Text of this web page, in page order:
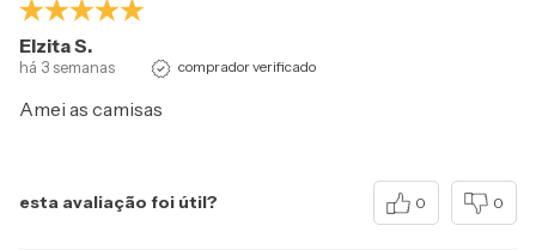
Elzita S.
há 3 semanas comprador verificado
Amei as camisas
esta avaliação foi útil? 0 0